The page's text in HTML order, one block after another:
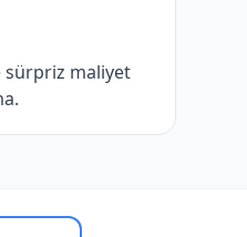
sürpriz maliyet